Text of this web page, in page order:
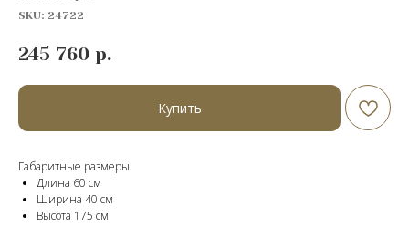
SKU: 24722
245 760 р.
Купить
Габаритные размеры:
Длина 60 см
Ширина 40 см
Высота 175 cм